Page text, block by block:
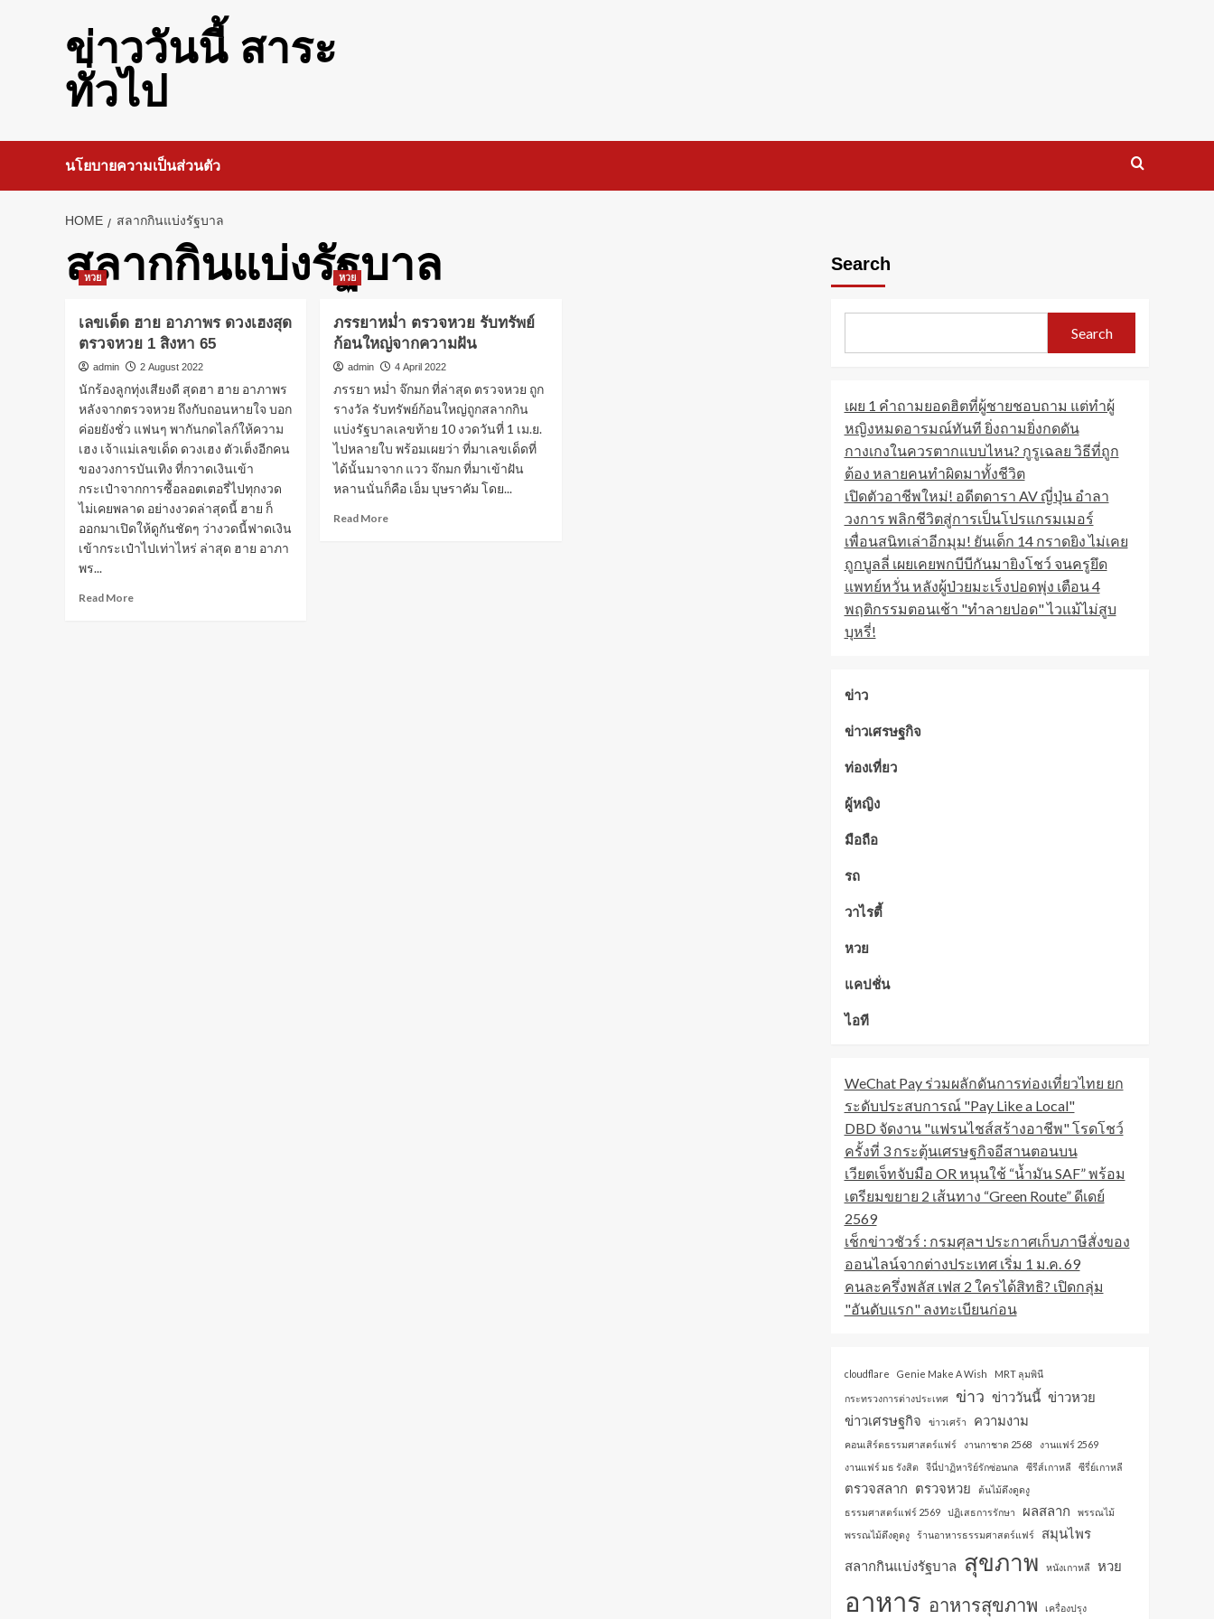
ข่าววันนี้ สาระ
ทั่วไป
นโยบายความเป็นส่วนตัว
HOME สลากกินแบ่งรัฐบาล
สลากกินแบ่งรัฐบาล
หวย
เลขเด็ด ฮาย อาภาพร ดวงเฮงสุด
ตรวจหวย 1 สิงหา 65
admin 2 August 2022
นักร้องลูกทุ่งเสียงดี สุดฮา ฮาย อาภาพร
หลังจากตรวจหวย ถึงกับถอนหายใจ บอก
ค่อยยังชั่ว แฟนๆ พากันกดไลก์ให้ความ
เฮง เจ้าแม่เลขเด็ด ดวงเฮง ตัวเต็งอีกคน
ของวงการบันเทิง ที่กวาดเงินเข้า
กระเป๋าจากการซื้อลอตเตอรี่ไปทุกงวด
ไม่เคยพลาด อย่างงวดล่าสุดนี้ ฮาย ก็
ออกมาเปิดให้ดูกันชัดๆ ว่างวดนี้ฟาดเงิน
เข้ากระเป๋าไปเท่าไหร่ ล่าสุด ฮาย อาภา
พร...
Read MoreRead
หวย
ภรรยาหม่ำ ตรวจหวย รับทรัพย์
ก้อนใหญ่จากความฝัน
admin 4 April 2022
ภรรยา หม่ำ จ๊กมก ที่ล่าสุด ตรวจหวย ถูก
รางวัล รับทรัพย์ก้อนใหญ่ถูกสลากกิน
แบ่งรัฐบาลเลขท้าย 10 งวดวันที่ 1 เม.ย.
ไปหลายใบ พร้อมเผยว่า ที่มาเลขเด็ดที่
ได้นั้นมาจาก แวว จ๊กมก ที่มาเข้าฝัน
หลานนั่นก็คือ เอ็ม บุษราคัม โดย...
Read MoreRead
Search
Search
เผย 1 คำถามยอดฮิตที่ผู้ชายชอบถาม แต่ทำผู้
หญิงหมดอารมณ์ทันที ยิ่งถามยิ่งกดดัน
กางเกงในควรตากแบบไหน? กูรูเฉลย วิธีที่ถูก
ต้อง หลายคนทำผิดมาทั้งชีวิต
เปิดตัวอาชีพใหม่! อดีตดารา AV ญี่ปุ่น อำลา
วงการ พลิกชีวิตสู่การเป็นโปรแกรมเมอร์
เพื่อนสนิทเล่าอีกมุม! ยันเด็ก 14 กราดยิง ไม่เคย
ถูกบูลลี่ เผยเคยพกบีบีกันมายิงโชว์ จนครูยึด
แพทย์หวั่น หลังผู้ป่วยมะเร็งปอดพุ่ง เตือน 4
พฤติกรรมตอนเช้า "ทำลายปอด" ไวแม้ไม่สูบ
บุหรี่!
ข่าว
ข่าวเศรษฐกิจ
ท่องเที่ยว
ผู้หญิง
มือถือ
รถ
วาไรตี้
หวย
แคปชั่น
ไอที
WeChat Pay ร่วมผลักดันการท่องเที่ยวไทย ยก
ระดับประสบการณ์ "Pay Like a Local"
DBD จัดงาน "แฟรนไชส์สร้างอาชีพ" โรดโชว์
ครั้งที่ 3 กระตุ้นเศรษฐกิจอีสานตอนบน
เวียตเจ็ทจับมือ OR หนุนใช้ “น้ำมัน SAF” พร้อม
เตรียมขยาย 2 เส้นทาง “Green Route” ดีเดย์
2569
เช็กข่าวชัวร์ : กรมศุลฯ ประกาศเก็บภาษีสั่งของ
ออนไลน์จากต่างประเทศ เริ่ม 1 ม.ค. 69
คนละครึ่งพลัส เฟส 2 ใครได้สิทธิ? เปิดกลุ่ม
"อันดับแรก" ลงทะเบียนก่อน
cloudflare Genie Make A Wish MRT ลุมพินี
กระทรวงการต่างประเทศ ข่าว ข่าววันนี้ ข่าวหวย
ข่าวเศรษฐกิจ
ข่าวเศร้า ความงาม
คอนเสิร์ตธรรมศาสตร์แฟร์ งานกาชาด 2568
งานแฟร์ 2569
งานแฟร์ มธ รังสิต
จีนี่ปาฏิหาริย์รักซ่อนกล ซีรีส์เกาหลี ซีรี่ย์เกาหลี
ตรวจสลาก ตรวจหวย
ต้นไม้ดึงดูดงู
ธรรมศาสตร์แฟร์ 2569
ปฏิเสธการรักษา ผลสลาก
พรรณไม้
พรรณไม้ดึงดูดงู
ร้านอาหารธรรมศาสตร์แฟร์
สมุนไพร
สลากกินแบ่งรัฐบาล สุขภาพ หนังเกาหลี หวย
อาหาร อาหารสุขภาพ เครื่องปรุง